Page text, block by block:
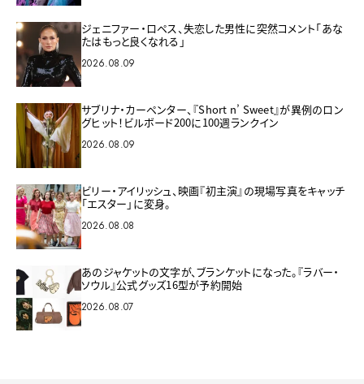
ジェニファー・ロペス、失恋した男性に突然コメント「あな
たはもっと良くなれる」
2026.08.09
サブリナ・カーペンター、『Short n’ Sweet』が異例のロン
グヒット！ビルボード200に100週ランクイン
2026.08.09
ビリー・アイリッシュ、映画『初主演』の現場写真をキャッチ
「エスター」に変身。
2026.08.08
あのジャケットの文字が、ブランケットになった。『ラバー・
ソウル』公式グッズ16型が予約開始
2026.08.07